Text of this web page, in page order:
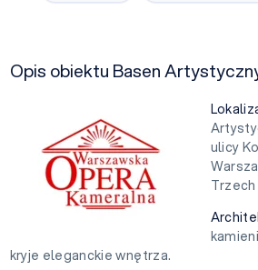
Opis obiektu Basen
ulicy
Trzech
kryje eleganckie wnętrza.